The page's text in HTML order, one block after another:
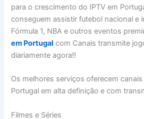
para o crescimento do IPTV em
conseguem assistir futebol nacional e
Fórmula 1, NBA e outros eventos
em Portugal com Canais transmite
diariamente agora!!
Os melhores serviços oferecem
Portugal em alta definição e com
Filmes e Séries